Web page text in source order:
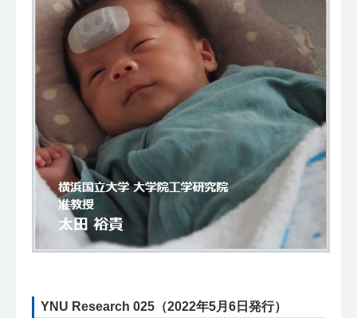
YNU Research 025（2022年5月6日発行）